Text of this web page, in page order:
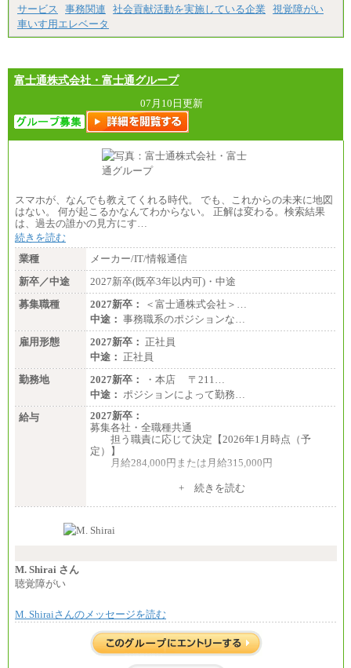
サービス
事務関連 社会貢献活動を実施している企業
視覚障がい
車いす用エレベータ
富士通株式会社・富士通グループ
07月10日更新
スマホが、なんでも教えてくれる時代。 でも、これからの未来に地図
はない。 何が起こるかなんてわからない。 正解は変わる。検索結果
は、過去の誰かの見方にす…
続きを読む
業種
メーカー/IT/情報通信
新卒／中途
2027新卒(既卒3年以内可)・中途
募集職種
2027新卒：
＜富士通株式会社＞…
中途： 事務職系のポジションな…
雇用形態
2027新卒： 正社員
中途： 正社員
勤務地
2027新卒：
・本店 〒211…
中途： ポジションによって勤務…
給与
2027新卒：
募集各社・全職種共通
担う職責に応じて決定【2026年1月時点（予
定）】
月給284,000円または月給315,000円
※入社後早期から、自律的な業務遂行が求めら
す。
い職責を担う方については、さらに高い金額を個別
※上記に加え、所定労働時間外に勤務をした場
※試用期間中も給与に変更はございません。
+ 続きを読む
M. Shirai さん
聴覚障がい
M. Shiraiさんのメッセージを読む